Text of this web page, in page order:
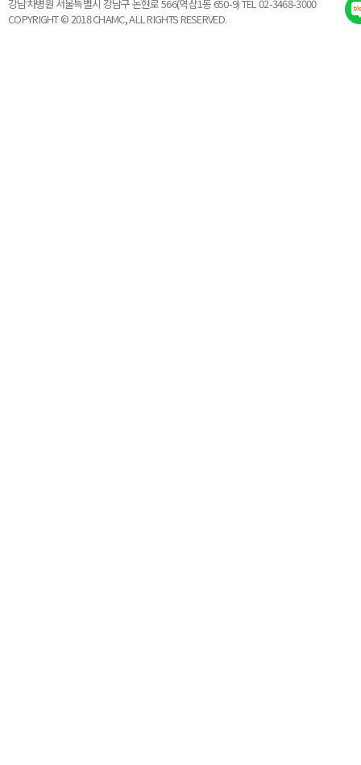
강남차병원 서울특별시 강남구 논현로 566(역삼1동 650-9) TEL 02-3468-3000
COPYRIGHT © 2018 CHAMC, ALL RIGHTS RESERVED.